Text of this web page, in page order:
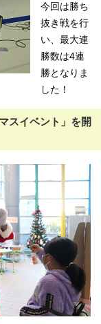
今回は勝ち
抜き戦を行
い、最大連
勝数は4連
勝となりま
した！
スイベント」を開